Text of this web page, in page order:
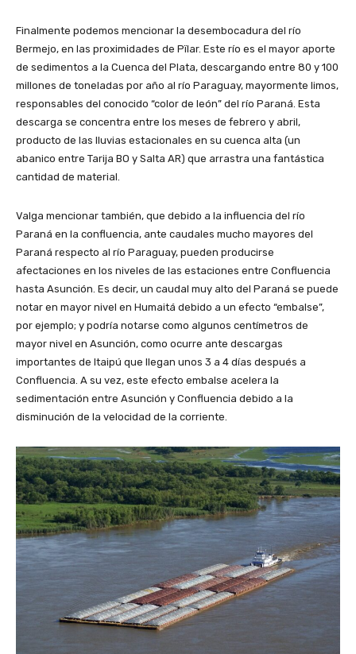
Finalmente podemos mencionar la desembocadura del río
Bermejo, en las proximidades de Pïlar. Este río es el mayor aporte
de sedimentos a la Cuenca del Plata, descargando entre 80 y 100
millones de toneladas por año al río Paraguay, mayormente limos,
responsables del conocido “color de león” del río Paraná. Esta
descarga se concentra entre los meses de febrero y abril,
producto de las lluvias estacionales en su cuenca alta (un
abanico entre Tarija BO y Salta AR) que arrastra una fantástica
cantidad de material.
Valga mencionar también, que debido a la influencia del río
Paraná en la confluencia, ante caudales mucho mayores del
Paraná respecto al río Paraguay, pueden producirse
afectaciones en los niveles de las estaciones entre Confluencia
hasta Asunción. Es decir, un caudal muy alto del Paraná se puede
notar en mayor nivel en Humaitá debido a un efecto “embalse”,
por ejemplo; y podría notarse como algunos centímetros de
mayor nivel en Asunción, como ocurre ante descargas
importantes de Itaipú que llegan unos 3 a 4 días después a
Confluencia. A su vez, este efecto embalse acelera la
sedimentación entre Asunción y Confluencia debido a la
disminución de la velocidad de la corriente.